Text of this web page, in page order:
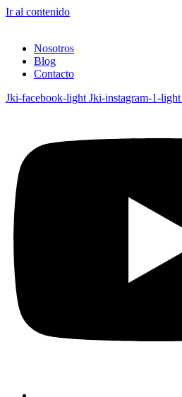
Ir al contenido
Nosotros
Blog
Contacto
Jki-facebook-light Jki-instagram-1-light